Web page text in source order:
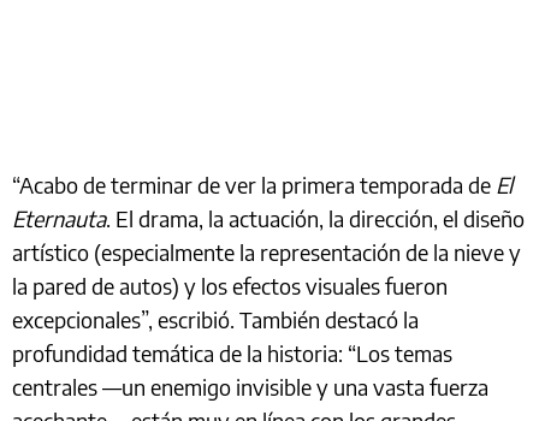
“Acabo de terminar de ver la primera temporada de El
Eternauta. El drama, la actuación, la dirección, el diseño
artístico (especialmente la representación de la nieve y
la pared de autos) y los efectos visuales fueron
excepcionales”, escribió. También destacó la
profundidad temática de la historia: “Los temas
centrales —un enemigo invisible y una vasta fuerza